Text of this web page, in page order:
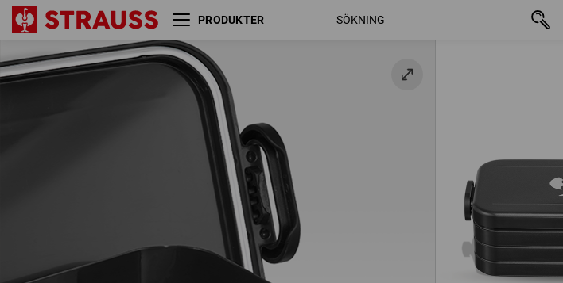
PRODUKTER
e.s. Smörgåslåda midi svart 111,25 kr